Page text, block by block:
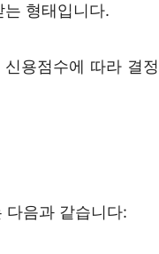
형태입니다.
용점수에 따라 결정
다음과 같습니다: